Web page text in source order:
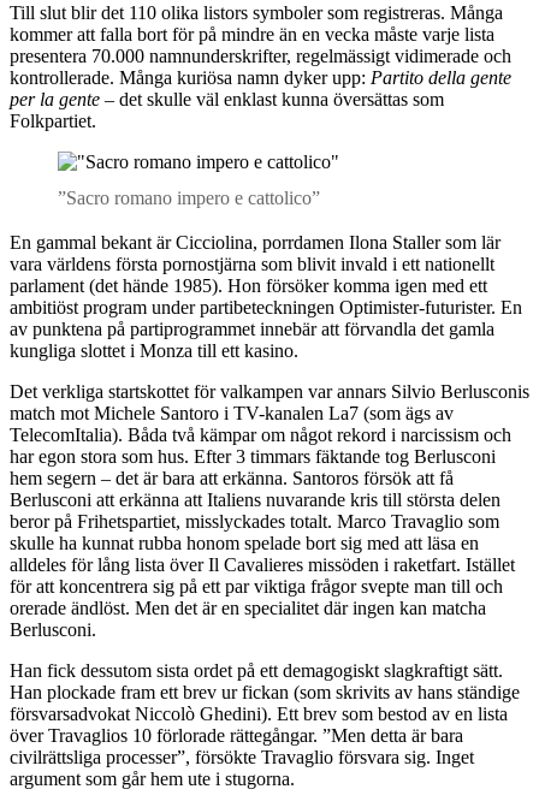
Till slut blir det 110 olika listors symboler som registreras. Många
kommer att falla bort för på mindre än en vecka måste varje lista
presentera 70.000 namnunderskrifter, regelmässigt vidimerade och
kontrollerade. Många kuriösa namn dyker upp: Partito della gente
per la gente – det skulle väl enklast kunna översättas som
Folkpartiet.
”Sacro romano impero e cattolico”
En gammal bekant är Cicciolina, porrdamen Ilona Staller som lär
vara världens första pornostjärna som blivit invald i ett nationellt
parlament (det hände 1985). Hon försöker komma igen med ett
ambitiöst program under partibeteckningen Optimister-futurister. En
av punktena på partiprogrammet innebär att förvandla det gamla
kungliga slottet i Monza till ett kasino.
Det verkliga startskottet för valkampen var annars Silvio Berlusconis
match mot Michele Santoro i TV-kanalen La7 (som ägs av
TelecomItalia). Båda två kämpar om något rekord i narcissism och
har egon stora som hus. Efter 3 timmars fäktande tog Berlusconi
hem segern – det är bara att erkänna. Santoros försök att få
Berlusconi att erkänna att Italiens nuvarande kris till största delen
beror på Frihetspartiet, misslyckades totalt. Marco Travaglio som
skulle ha kunnat rubba honom spelade bort sig med att läsa en
alldeles för lång lista över Il Cavalieres missöden i raketfart. Istället
för att koncentrera sig på ett par viktiga frågor svepte man till och
orerade ändlöst. Men det är en specialitet där ingen kan matcha
Berlusconi.
Han fick dessutom sista ordet på ett demagogiskt slagkraftigt sätt.
Han plockade fram ett brev ur fickan (som skrivits av hans ständige
försvarsadvokat Niccolò Ghedini). Ett brev som bestod av en lista
över Travaglios 10 förlorade rättegångar. ”Men detta är bara
civilrättsliga processer”, försökte Travaglio försvara sig. Inget
argument som går hem ute i stugorna.